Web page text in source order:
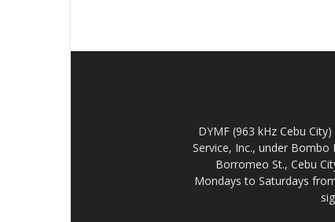
DYMF (963 kHz Cebu
Service, Inc., under
Borromeo St., Cebu
Mondays to Saturdays